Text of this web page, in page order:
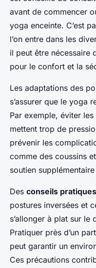
avant de commencer
yoga enceinte. C’est
l’on entre dans les
il peut être nécessaire
pour le confort et la
Les adaptations des
s’assurer que le yoga
Par exemple, éviter
mettent trop de
prévenir les
comme des coussins
soutien
Des conseils pratiques
postures inversées et
s’allonger à plat sur le
Pratiquer près d’un
peut garantir un
Ces précautions